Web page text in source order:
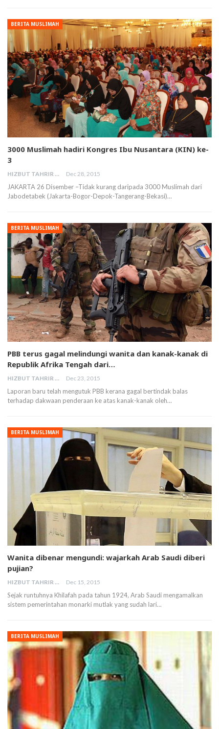
BERITA MUSLIMAH
3000 Muslimah hadiri Kongres Ibu Nusantara (KIN) ke-
3
HIZBUT TAHRIR MALAYSIA Dec 28, 2015
JAKARTA 26 Disember –Tidak kurang daripada 3000 Muslimah dari
Jabodetabek (Jakarta-Bogor-Depok-Tangerang-Bekasi)…
BERITA MUSLIMAH
PBB terus gagal melindungi wanita dan kanak-kanak di
Republik Afrika Tengah dari…
HIZBUT TAHRIR MALAYSIA Dec 23, 2015
Laporan baru telah mengutuk PBB kerana gagal bertindak balas
terhadap dakwaan penderaan ke atas kanak-kanak oleh…
BERITA MUSLIMAH
Wanita dibenar mengundi: wajarkah Arab Saudi diberi
pujian?
HIZBUT TAHRIR MALAYSIA Dec 15, 2015
Sejak runtuhnya Khilafah pada tahun 1924, Arab Saudi mengamalkan
sistem pemerintahan monarki mutlak yang sudah lari…
BERITA MUSLIMAH